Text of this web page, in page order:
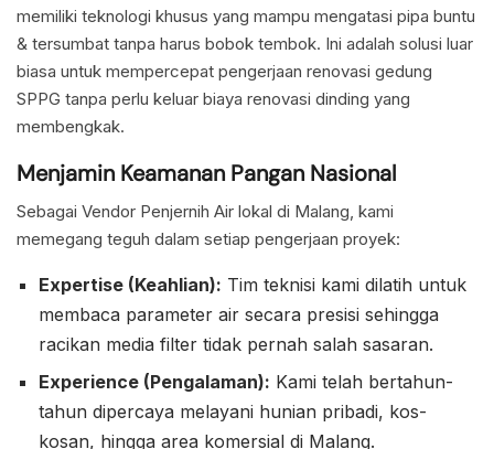
memiliki teknologi khusus yang mampu mengatasi pipa buntu
& tersumbat tanpa harus bobok tembok. Ini adalah solusi luar
biasa untuk mempercepat pengerjaan renovasi gedung
SPPG tanpa perlu keluar biaya renovasi dinding yang
membengkak.
Menjamin Keamanan Pangan Nasional
Sebagai Vendor Penjernih Air lokal di Malang, kami
memegang teguh dalam setiap pengerjaan proyek:
Expertise (Keahlian): Tim teknisi kami dilatih untuk
membaca parameter air secara presisi sehingga
racikan media filter tidak pernah salah sasaran.
Experience (Pengalaman): Kami telah bertahun-
tahun dipercaya melayani hunian pribadi, kos-
kosan, hingga area komersial di Malang.